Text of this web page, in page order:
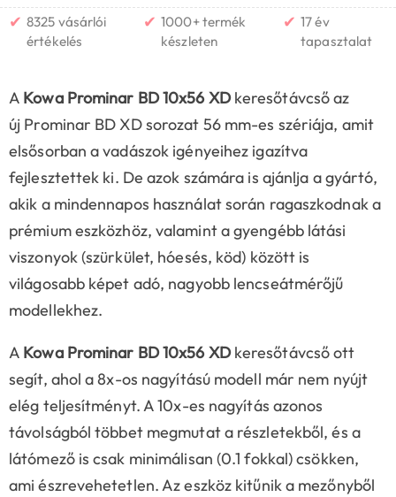
✔ 8325 vásárlói
értékelés
✔ 1000+ termék
készleten
✔ 17 év
tapasztalat
A Kowa Prominar BD 10x56 XDkeresőtávcső az
új Prominar BD XD sorozat 56 mm-es szériája, amit
elsősorban a vadászok igényeihez igazítva
fejlesztettek ki. De azok számára is ajánlja a gyártó,
akik a mindennapos használat során ragaszkodnak a
prémium eszközhöz, valamint a gyengébb látási
viszonyok (szürkület, hóesés, köd) között is
világosabb képet adó, nagyobb lencseátmérőjű
modellekhez.
A Kowa Prominar BD 10x56 XDkeresőtávcső ott
segít, ahol a 8x-os nagyítású modell már nem nyújt
elég teljesítményt. A 10x-es nagyítás azonos
távolságból többet megmutat a részletekből, és a
látómező is csak minimálisan (0.1 fokkal) csökken,
ami észrevehetetlen. Az eszköz kitűnik a mezőnyből